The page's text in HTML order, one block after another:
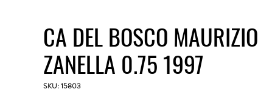
CA DEL BOSCO MAURIZIO
ZANELLA 0.75 1997
SKU: 15803